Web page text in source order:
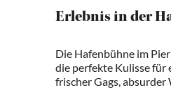
Erlebnis in der
Die Hafenbühne im
die perfekte Kulisse für
frischer Gags, absurder